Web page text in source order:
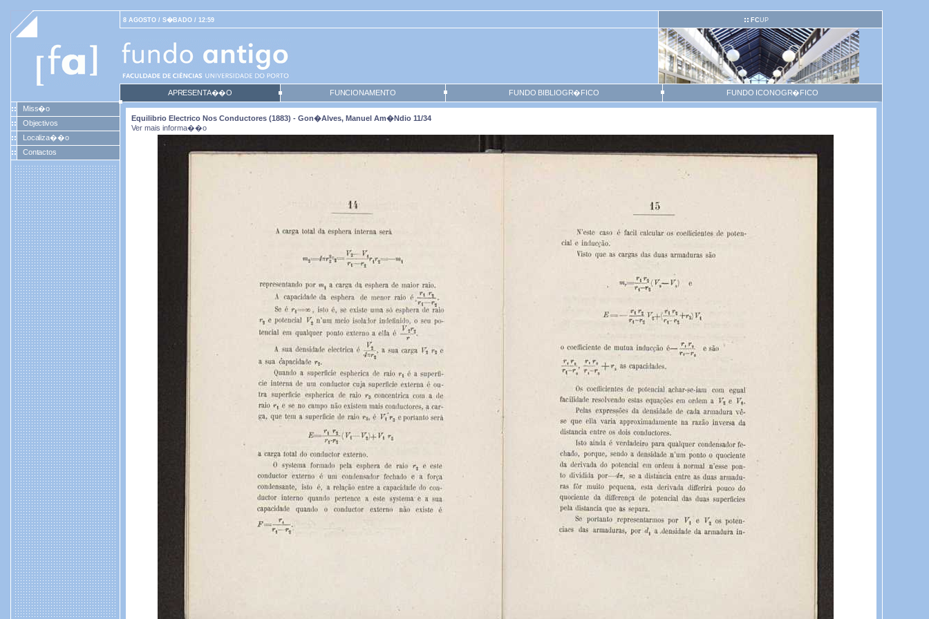
8 AGOSTO / S�BADO / 12:59 FCUP
APRESENTA��O FUNCIONAMENTO FUNDO BIBLIOGR�FICO
FUNDO ICONOGR�FICO
Miss�o
Objectivos
Localiza��o
Contactos
Equilibrio Electrico Nos Conductores (1883) - Gon�alves, Manuel Am�ndio 11/34
Ver mais informa��o